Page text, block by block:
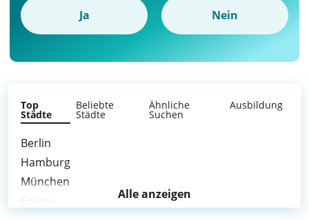
Ja Nein
Top
Städte
Beliebte
Städte
Ähnliche
Suchen
Ausbildung
Berlin
Hamburg
München
Alle anzeigen